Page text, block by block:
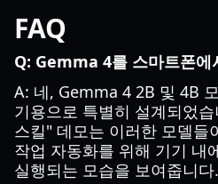
FAQ
Q: Gemma 4를 스마트폰에
A: 네, Gemma 4 2B 및 4B
기용으로 특별히 설계되었
스킬" 데모는 이러한 모델들
작업 자동화를 위해 기기 내
실행되는 모습을 보여줍니다.